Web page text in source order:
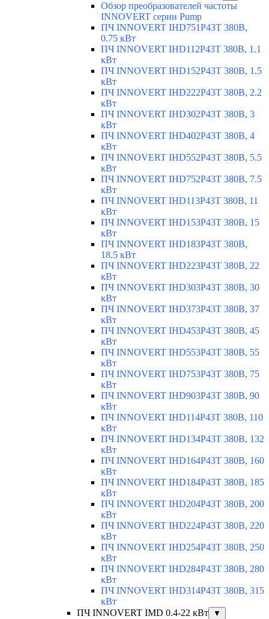
Обзор преобразователей частоты
INNOVERT серии Pump
ПЧ INNOVERT IHD751P43T 380В,
0.75 кВт
ПЧ INNOVERT IHD112P43T 380В, 1.1
кВт
ПЧ INNOVERT IHD152P43T 380В, 1.5
кВт
ПЧ INNOVERT IHD222P43T 380В, 2.2
кВт
ПЧ INNOVERT IHD302P43T 380В, 3
кВт
ПЧ INNOVERT IHD402P43T 380В, 4
кВт
ПЧ INNOVERT IHD552P43T 380В, 5.5
кВт
ПЧ INNOVERT IHD752P43T 380В, 7.5
кВт
ПЧ INNOVERT IHD113P43T 380В, 11
кВт
ПЧ INNOVERT IHD153P43T 380В, 15
кВт
ПЧ INNOVERT IHD183P43T 380В,
18.5 кВт
ПЧ INNOVERT IHD223P43T 380В, 22
кВт
ПЧ INNOVERT IHD303P43T 380В, 30
кВт
ПЧ INNOVERT IHD373P43T 380В, 37
кВт
ПЧ INNOVERT IHD453P43T 380В, 45
кВт
ПЧ INNOVERT IHD553P43T 380В, 55
кВт
ПЧ INNOVERT IHD753P43T 380В, 75
кВт
ПЧ INNOVERT IHD903P43T 380В, 90
кВт
ПЧ INNOVERT IHD114P43T 380В, 110
кВт
ПЧ INNOVERT IHD134P43T 380В, 132
кВт
ПЧ INNOVERT IHD164P43T 380В, 160
кВт
ПЧ INNOVERT IHD184P43T 380В, 185
кВт
ПЧ INNOVERT IHD204P43T 380В, 200
кВт
ПЧ INNOVERT IHD224P43T 380В, 220
кВт
ПЧ INNOVERT IHD254P43T 380В, 250
кВт
ПЧ INNOVERT IHD284P43T 380В, 280
кВт
ПЧ INNOVERT IHD314P43T 380В, 315
кВт
ПЧ INNOVERT IMD 0.4-22 кВт
▼